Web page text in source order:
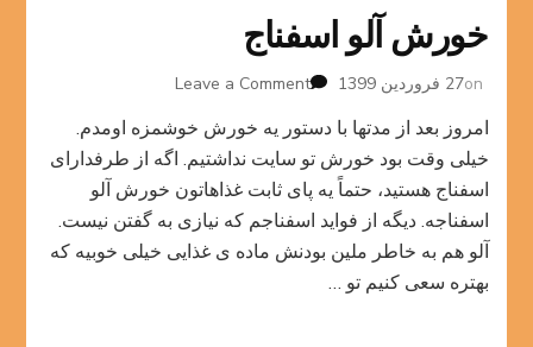
خورش آلو اسفناج
on27 فروردین 1399 Leave a Comment
on
آلو
اسفناج
امروز بعد از مدتها با دستور یه خورش خوشمزه اومدم.
خیلی وقت بود خورش تو سایت نداشتیم. اگه از طرفدارای
اسفناج هستید، حتماً یه پای ثابت غذاهاتون خورش آلو
اسفناجه. دیگه از فواید اسفناجم که نیازی به گفتن نیست.
آلو هم به خاطر ملین بودنش ماده ی غذایی خیلی خوبیه که
بهتره سعی کنیم تو …